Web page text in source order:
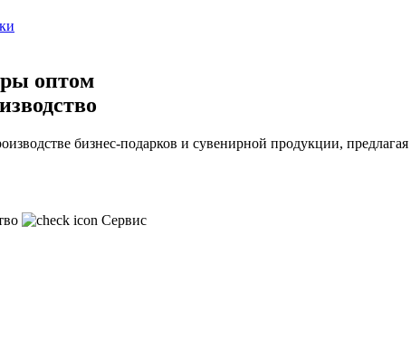
оптом
бизнес-подарков и сувенирной продукции,
Сервис